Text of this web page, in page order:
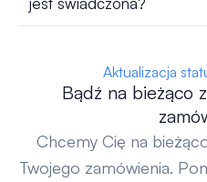
Aktualizacja
Bądź na bieżąco
Chcemy Cię na
Twojego zamówienia.